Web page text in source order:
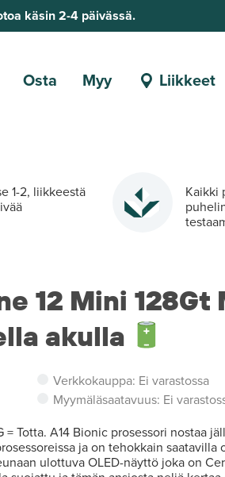
käsin 2-4 päivässä.
Osta Myy Liikkeet
1-2, liikkeestä
Kaikki
12 Mini 128Gt
akulla
Verkkokauppa: Ei varastossa
Myymäläsaatavuus: Ei
= Totta. A14 Bionic prosessori nostaa
ja on tehokkain saatavilla
ulottuva OLED-näyttö joka on